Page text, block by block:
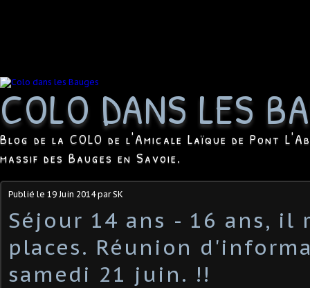
COLO DANS LES
Blog de la COLO de l'Amicale Laïque de Pont
massif des Bauges en Savoie.
Publié le 19 Juin 2014par SK
Séjour 14 ans - 16 ans, il
places. Réunion
samedi 21 juin. !!